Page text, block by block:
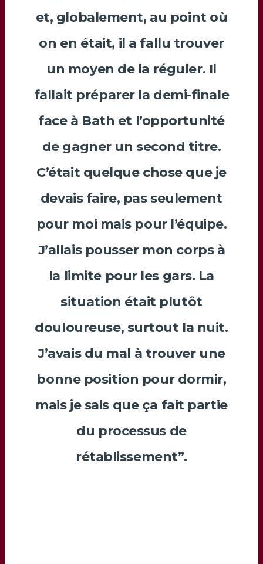
et, globalement, au point où
on en était, il a fallu trouver
un moyen de la réguler. Il
fallait préparer la demi-finale
face à Bath et l’opportunité
de gagner un second titre.
C’était quelque chose que je
devais faire, pas seulement
pour moi mais pour l’équipe.
J’allais pousser mon corps à
la limite pour les gars. La
situation était plutôt
douloureuse, surtout la nuit.
J’avais du mal à trouver une
bonne position pour dormir,
mais je sais que ça fait partie
du processus de
rétablissement”.